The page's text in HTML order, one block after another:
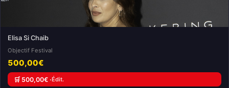
Elisa Si Chaib
Objectif Festival
500,00€
🛒 500,00€ ·Édit.